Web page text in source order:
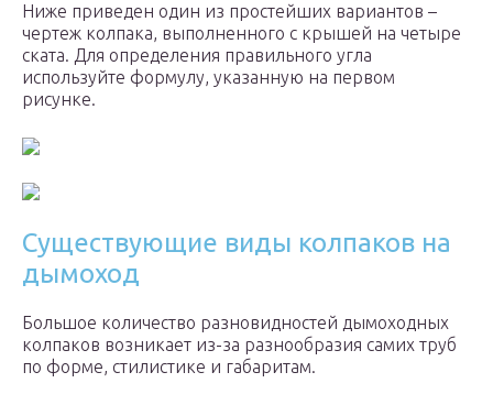
Ниже приведен один из простейших вариантов –
чертеж колпака, выполненного с крышей на четыре
ската. Для определения правильного угла
используйте формулу, указанную на первом
рисунке.
Существующие виды колпаков на
дымоход
Большое количество разновидностей дымоходных
колпаков возникает из-за разнообразия самих труб
по форме, стилистике и габаритам.